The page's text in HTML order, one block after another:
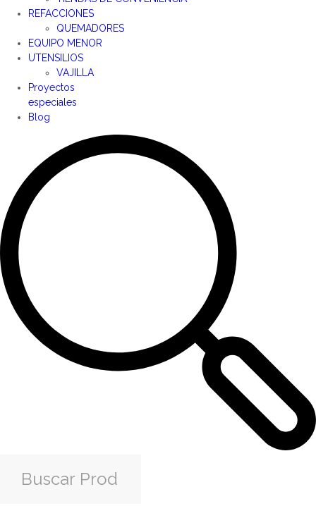
REFACCIONES
QUEMADORES
EQUIPO MENOR
UTENSILIOS
VAJILLA
Proyectos
especiales
Blog